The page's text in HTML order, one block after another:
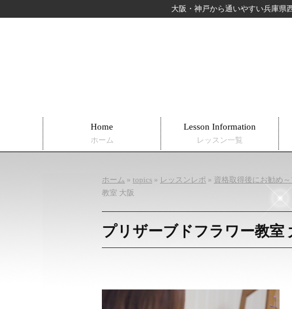
大阪・神戸から通いやすい兵庫県
Home
ホーム
Lesson Information
レッスン一覧
ホーム » topics » レッスンレポ » 資格取得後にお勧め
教室 大阪
プリザーブドフラワー教室